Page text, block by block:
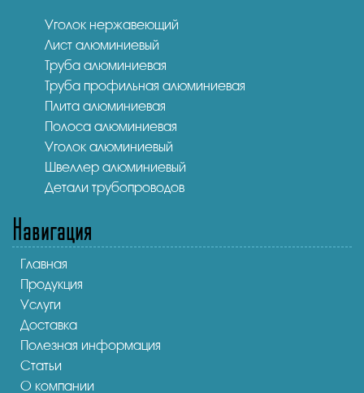
Уголок нержавеющий
Лист алюминиевый
Труба алюминиевая
Труба профильная алюминиевая
Плита алюминиевая
Полоса алюминиевая
Уголок алюминиевый
Швеллер алюминиевый
Детали трубопроводов
Навигация
Главная
Продукция
Услуги
Доставка
Полезная информация
Статьи
О компании